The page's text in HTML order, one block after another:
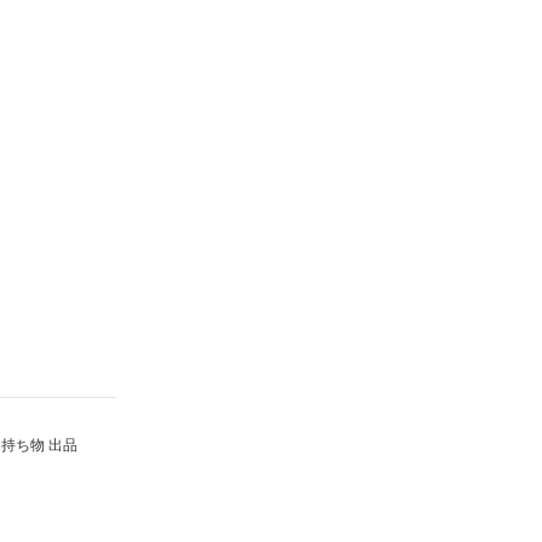
持ち物 出品